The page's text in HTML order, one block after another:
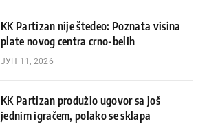
KK Partizan nije štedeo: Poznata visina
plate novog centra crno-belih
ЈУН 11, 2026
KK Partizan produžio ugovor sa još
jednim igračem, polako se sklapa